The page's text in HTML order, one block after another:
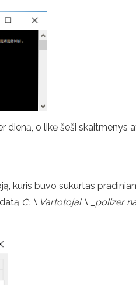
o likę šeši skaitmenys
kuris buvo sukurtas
C: \ Vartotojai \ _polizer